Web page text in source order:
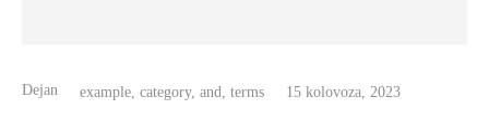
Dejan example, category, and, terms 15 kolovoza, 2023